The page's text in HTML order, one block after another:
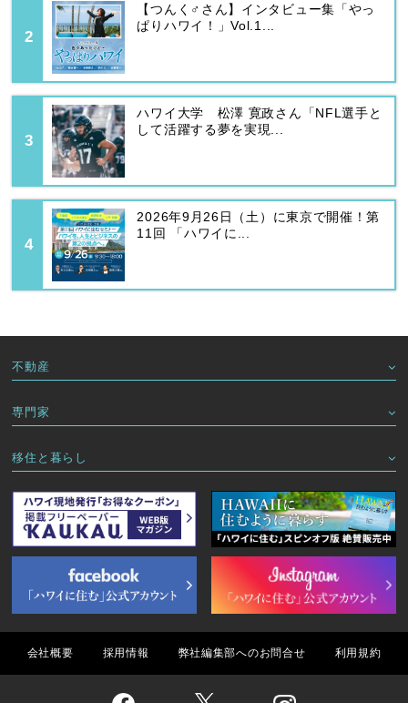
【つんく♂さん】インタビュー集「やっ
ぱりハワイ！」Vol.1...
ハワイ大学 松澤 寛政さん「NFL選手と
して活躍する夢を実現...
2026年9月26日（土）に東京で開催！第
11回 「ハワイに...
不動産
専門家
移住と暮らし
会社概要 採用情報 弊社編集部へのお問合せ 利用規約